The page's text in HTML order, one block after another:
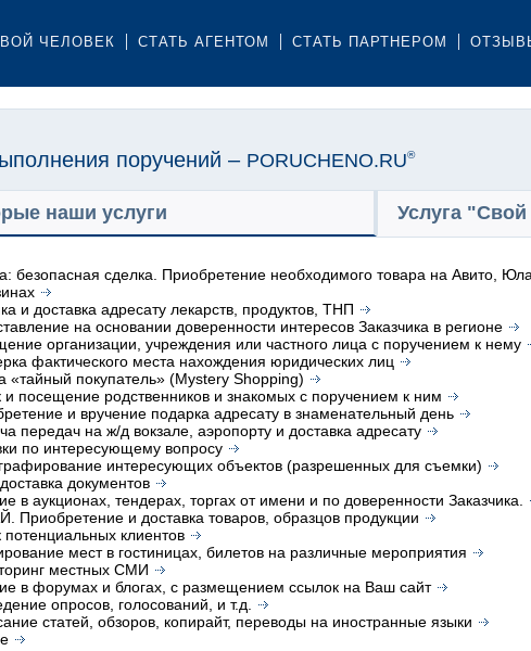
ЧЕЛОВЕК СТАТЬ АГЕНТОМ СТАТЬ ПАРТНЕРОМ
поручений – PORUCHENO.RU®
наши услуги Услуга
безопасная сделка. Приобретение необходимого товара на Авито,
и доставка адресату лекарств, продуктов, ТНП
на основании доверенности интересов Заказчика в регионе
организации, учреждения или частного лица с поручением к нему
фактического места нахождения юридических лиц
«тайный покупатель» (Mystery Shopping)
и посещение родственников и знакомых с поручением к ним
и вручение подарка адресату в знаменательный день
передач на ж/д вокзале, аэропорту и доставка адресату
по интересующему вопросу
интересующих объектов (разрешенных для съемки)
документов
в аукционах, тендерах, торгах от имени и по доверенности Заказчика.
Приобретение и доставка товаров, образцов продукции
потенциальных клиентов
мест в гостиницах, билетов на различные мероприятия
местных СМИ
в форумах и блогах, с размещением ссылок на Ваш сайт
опросов, голосований, и т.д.
статей, обзоров, копирайт, переводы на иностранные языки